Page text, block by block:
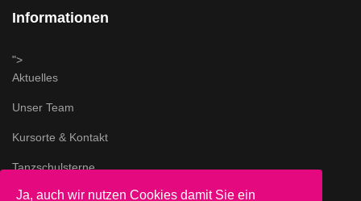
Informationen
">
Aktuelles
Unser Team
Kursorte & Kontakt
Tanzschulsterne
Impressum & AGB
Ja, auch wir nutzen Cookies damit Sie ein